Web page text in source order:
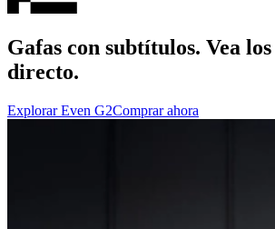
Gafas con subtítulos. Vea
directo.
Explorar Even G2Comprar ahora